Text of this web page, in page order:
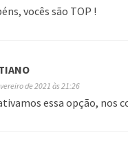
vocês são TOP !
de 2021 às 21:26
essa opção, nos